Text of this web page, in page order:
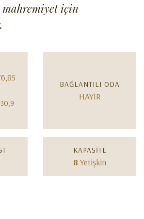
için
HAYIR
BAĞLANTILI ODA
8 Yetişkin
KAPASITE